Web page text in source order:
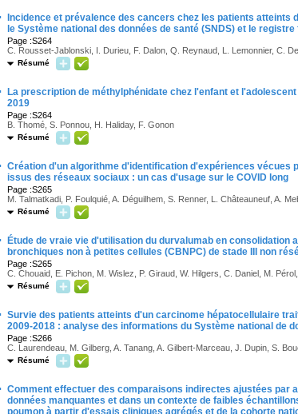
Incidence et prévalence des cancers chez les patients
le Système national des données de santé (SNDS) et le
Page :S264
C. Rousset-Jablonski, I. Durieu, F. Dalon, Q. Reynaud, L. Lemonnier, C.
Résumé
La prescription de méthylphénidate chez l'enfant et
2019
Page :S264
B. Thomé, S. Ponnou, H. Haliday, F. Gonon
Résumé
Création d'un algorithme d'identification d'expériences vécues
issus des réseaux sociaux : un cas d'usage sur le COVID long
Page :S265
M. Talmatkadi, P. Foulquié, A. Déguilhem, S. Renner, L. Châteauneuf, A.
Résumé
Étude de vraie vie d'utilisation du durvalumab en
bronchiques non à petites cellules (CBNPC) de stade III non
Page :S265
C. Chouaid, E. Pichon, M. Wislez, P. Giraud, W. Hilgers, C. Daniel, M.
Résumé
Survie des patients atteints d'un carcinome hépatocellulaire
2009-2018 : analyse des informations du Système national de
Page :S266
C. Laurendeau, M. Gilberg, A. Tanang, A. Gilbert-Marceau, J. Dupin, S.
Résumé
Comment effectuer des comparaisons indirectes ajustées par
données manquantes et dans un contexte de faibles
poumon à partir d'essais cliniques agrégés et de la cohorte